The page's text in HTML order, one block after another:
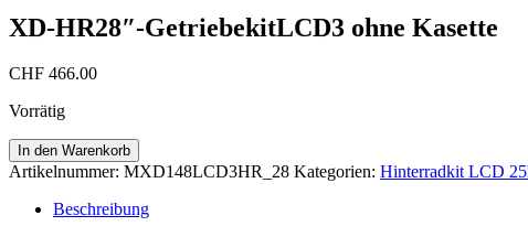
XD-HR28″-GetriebekitLCD3 ohne Kasette
CHF 466.00
Vorrätig
XD-
HR28"-
ohne
In den Warenkorb
Artikelnummer: MXD148LCD3HR_28 Kategorien: Hinterradkit LCD
Beschreibung